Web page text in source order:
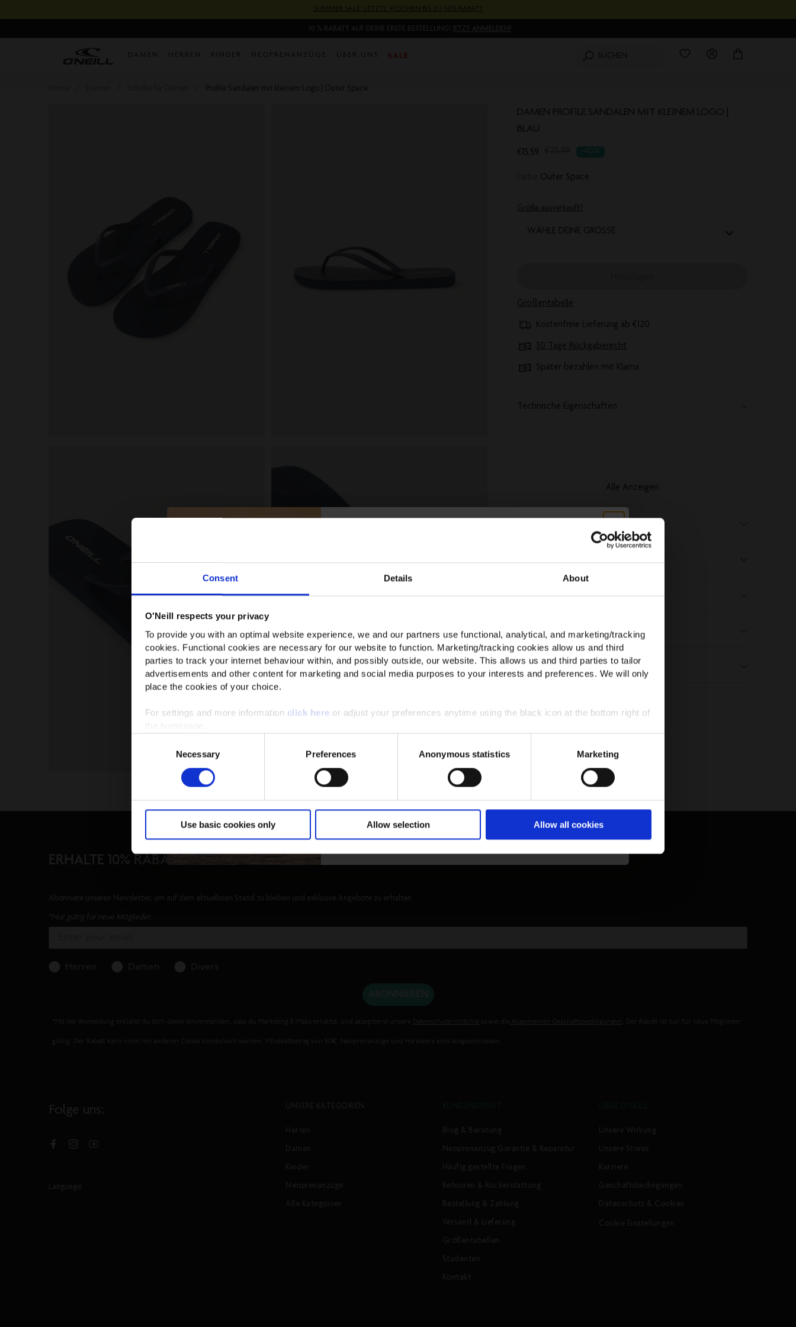
Consent Details About
O'Neill respects your privacy
To provide you with an optimal website experience, we and our partners use functional, analytical, and marketing/tracking
cookies. Functional cookies are necessary for our website to function. Marketing/tracking cookies allow us and third
parties to track your internet behaviour within, and possibly outside, our website. This allows us and third parties to tailor
advertisements and other content for marketing and social media purposes to your interests and preferences. We will only
place the cookies of your choice.
For settings and more information click here or adjust your preferences anytime using the black icon at the bottom right of
Necessary Preferences Anonymous statistics Marketing
Use basic cookies only Allow selection Allow all cookies
Profile Sandalen mit kleinem Logo | Outer Space
SUMMER SALE: LETZTE WOCHEN BIS ZU 50% RABATT
10 % RABATT AUF DEINE ERSTE BESTELLUNG! JETZT ANMELDEN!
DAMEN HERREN KINDER NEOPRENANZÜGE ÜBER UNS SALE SUCHEN WishlistLogin
DAMEN PROFILE SANDALEN MIT KLEINEM LOGO |
BLAU
€15,59
Translation
de.products.product.regular_price
Outer Space
Größe ausverkauft?
WÄHLE DEINE GRÖSSE
Größentabelle
Kostenfreie Lieferung ab €120
30 Tage Rückgaberecht
Später bezahlen mit Klarna
Technische Eigenschaften
Alle Anzeigen
Größe, Beratung & Passform
Materialien und Pflege
Teilen
ERHALTE 10% RABATT AUF DEINE ERSTE BESTELLUNG*
Abonniere unseren Newsletter, um auf dem aktuellsten Stand zu bleiben und exklusive Angebote zu erhalten.
*Nur gültig für neue Mitglieder.
Herren Damen Divers
*Mit der Anmeldung erklärst du dich damit einverstanden, dass du Marketing E-Mails erhältst, und akzeptierst unsere Datenschutzrichtlinie sowie die Allgemeinen Geschäftsbedingungen . Der Rabatt ist nur für neue Mitglieder
gültig. Der Rabatt kann nicht mit anderen Codes kombiniert werden. Mindestbetrag von 50€ .Neoprenanzüge und Hardware sind ausgeschlossen.
Folge uns:
Language
UNSERE KATEGORIEN
Herren
Damen
Kinder
Neoprenanzüge
Alle Kategorien
Blog & Beratung
Neoprenanzug Garantie & Reparatur
Häufig gestellte Fragen
Retouren & Rückerstattung
Bestellung & Zahlung
Versand & Lieferung
Größentabellen
Studenten
Kontakt
Unsere Wirkung
Unsere Stores
Karriere
Geschäftsbedingungen
Datenschutz & Cookies
Cookie Einstellungen
ERHALTE 10% RABATT AUF DEINE
Melde dich jetzt an, um die besten Angebote und die neuesten Updates zu
erhalten.
Für wen kaufst du ein?
Anmelden
*Mit der Anmeldung erklärst du dich damit einverstanden, dass du
Allgemeinen Geschäftsbedingungen . Der Rabatt ist nur für neue
werden. Neoprenanzüge und Hardware sind ausgeschlossen.
Nein, danke